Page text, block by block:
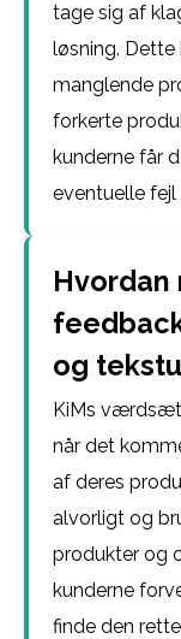
tage sig af
løsning.
manglende
forkerte
kunderne får
eventuelle
Hvordan
og
KiMs
når det
af deres
alvorligt og
produkter og
kunderne
finde den